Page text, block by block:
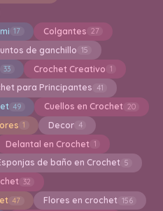
17 Colgantes 27
de ganchillo 15
33 Crochet Creativo 1
para Principantes 41
49 Cuellos en Crochet 20
1 Decor 4
Delantal en Crochet 1
de baño en Crochet 5
32
47 Flores en crochet 156